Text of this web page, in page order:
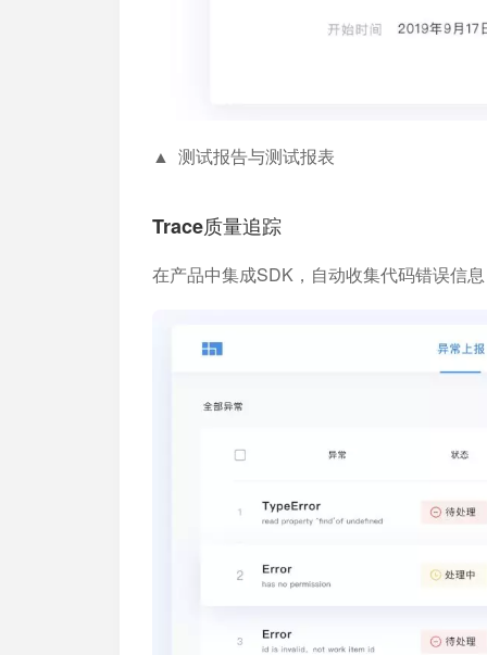
▲ 测试报告与测试报表
Trace质量追踪
在产品中集成SDK，自动收集代码错误信